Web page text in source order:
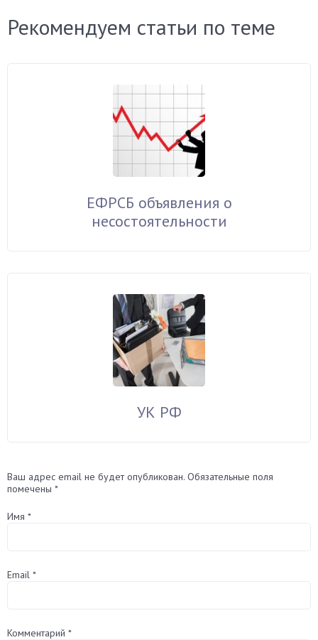
Рекомендуем статьи по теме
ЕФРСБ объявления о
несостоятельности
УК РФ
Ваш адрес email не будет опубликован. Обязательные поля
помечены *
Имя *
Email *
Комментарий *